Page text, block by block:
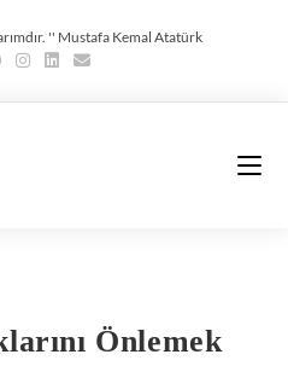
'' Mustafa Kemal Atatürk
Önlemek